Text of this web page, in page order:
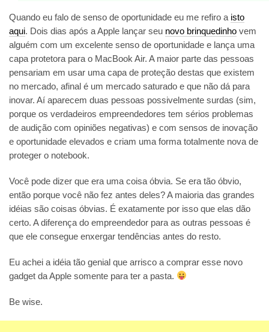
Quando eu falo de senso de oportunidade eu me refiro a isto
aqui. Dois dias após a Apple lançar seu novo brinquedinho vem
alguém com um excelente senso de oportunidade e lança uma
capa protetora para o MacBook Air. A maior parte das pessoas
pensariam em usar uma capa de proteção destas que existem
no mercado, afinal é um mercado saturado e que não dá para
inovar. Aí aparecem duas pessoas possivelmente surdas (sim,
porque os verdadeiros empreendedores tem sérios problemas
de audição com opiniões negativas) e com sensos de inovação
e oportunidade elevados e criam uma forma totalmente nova de
proteger o notebook.
Você pode dizer que era uma coisa óbvia. Se era tão óbvio,
então porque você não fez antes deles? A maioria das grandes
idéias são coisas óbvias. É exatamente por isso que elas dão
certo. A diferença do empreendedor para as outras pessoas é
que ele consegue enxergar tendências antes do resto.
Eu achei a idéia tão genial que arrisco a comprar esse novo
gadget da Apple somente para ter a pasta.
Be wise.